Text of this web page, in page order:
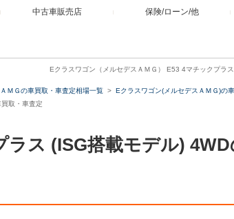
中古車販売店 保険/ローン/他
Eクラスワゴン（メルセデスＡＭＧ） E53 4マチックプラ
ＭＧの車買取・車査定相場一覧
Eクラスワゴン(メルセデスＡＭＧ)の
取・車査定
ス (ISG搭載モデル)